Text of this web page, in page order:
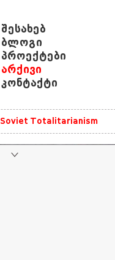
შესახებ
ბლოგი
პროექტები
არქივი
კონტაქტი
Soviet Totalitarianism